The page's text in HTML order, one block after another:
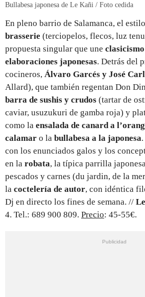
Bullabesa japonesa de Le Kañi / Foto cedida
En pleno barrio de Salamanca, el
brasserie (terciopelos, flecos, luz
propuesta singular que une
elaboraciones japonesas. Detrás del
cocineros, Álvaro Garcés y José
Allard), que también regentan Don
barra de sushis y crudos (tartar de
caviar, usuzukuri de gamba roja) y
como la ensalada de canard a
calamar o la bullabesa a la japonesa
con los enunciados galos y los
en la robata, la típica parrilla
pescados y carnes (du jardin, de la
la coctelería de autor, con idéntica
Dj en directo los fines de semana. //
4. Tel.: 689 900 809. Precio: 45-55€.